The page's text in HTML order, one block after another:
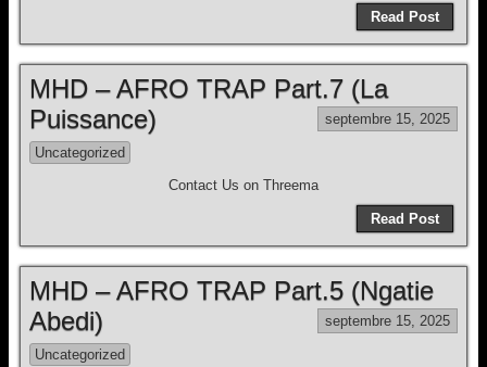
Read Post
MHD – AFRO TRAP Part.7 (La
Puissance)
septembre 15, 2025
Uncategorized
Contact Us on Threema
Read Post
MHD – AFRO TRAP Part.5 (Ngatie
Abedi)
septembre 15, 2025
Uncategorized